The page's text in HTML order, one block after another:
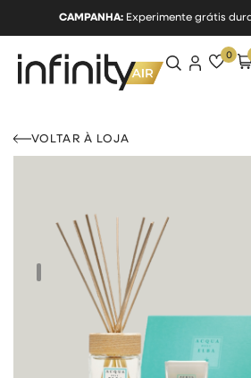
CAMPANHA: Experimente grátis
0
VOLTAR À LOJA